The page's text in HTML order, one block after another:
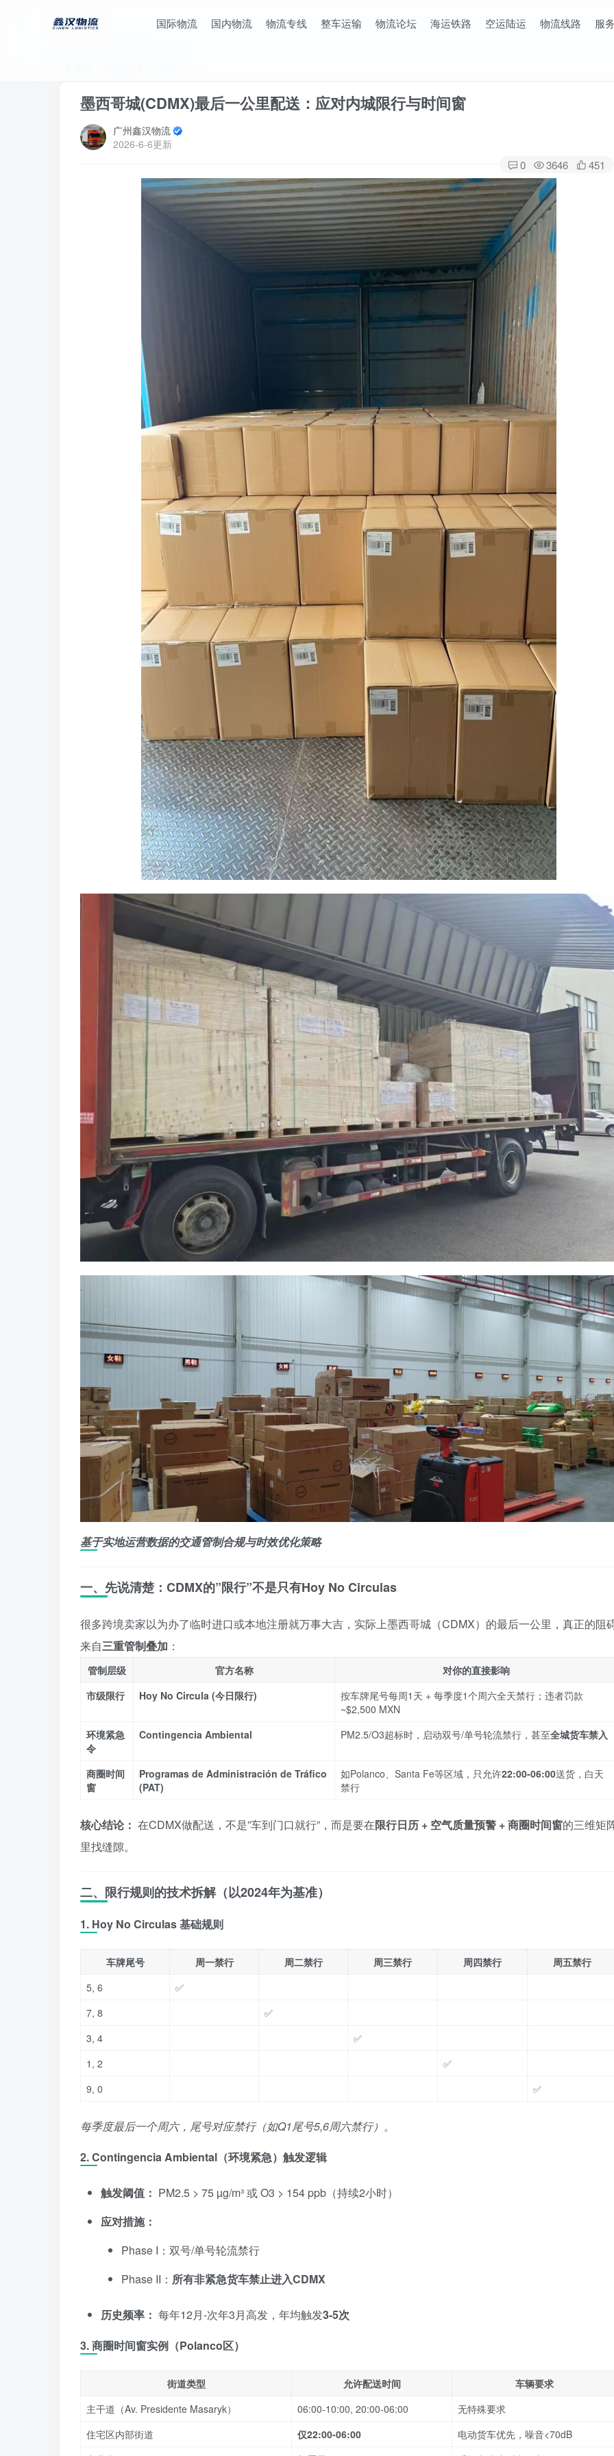
国际物流 国内物流 物流专线 整车运输 物流论坛 海运铁路 空运陆运 物流线路 服
墨西哥城(CDMX)最后一公里配送：应对内城限行与时间窗
广州鑫汉物流
2026-6-6更新
0 3646 451
基于实地运营数据的交通管制合规与时效优化策略
一、先说清楚：CDMX的”限行”不是只有Hoy No Circulas
很多跨境卖家以为办了临时进口或本地注册就万事大吉，实际上墨西哥城（CDMX）的最后一公里，真正的阻
来自三重管制叠加 ：
管制层级 官方名称
对你的直接影响
市级限行
Hoy No Circula (今日限行)
按车牌尾号每周1天 + 每季度1个周六全天禁行；违者罚款
~$2,500 MXN
环境紧急
令
Contingencia Ambiental PM2.5/O3超标时，启动双号/单号轮流禁行，甚至全城货车禁入
商圈时间
窗
Programas de Administración de Tráfico
(PAT)
如Polanco、Santa Fe等区域，只允许22:00-06:00送货，白天
禁行
核心结论： 在CDMX做配送，不是”车到门口就行”，而是要在限行日历 + 空气质量预警 + 商圈时间窗的三维矩
里找缝隙。
二、限行规则的技术拆解（以2024年为基准）
1. Hoy No Circulas 基础规则
车牌尾号 周一禁行 周二禁行 周三禁行 周四禁行
周五禁行
5, 6
✅
7, 8
✅
3, 4
✅
1, 2
✅
9, 0
✅
每季度最后一个周六，尾号对应禁行（如Q1尾号5,6周六禁行）。
2. Contingencia Ambiental（环境紧急）触发逻辑
触发阈值： PM2.5 > 75 µg/m³ 或 O3 > 154 ppb（持续2小时）
应对措施：
Phase I：双号/单号轮流禁行
Phase II： 所有非紧急货车禁止进入CDMX
历史频率： 每年12月-次年3月高发，年均触发3-5次
3. 商圈时间窗实例（Polanco区）
街道类型 允许配送时间
车辆要求
主干道（Av. Presidente Masaryk）
06:00-10:00, 20:00-06:00
无特殊要求
住宅区内部街道
仅22:00-06:00
电动货车优先，噪音<70dB